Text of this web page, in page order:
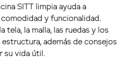
SITT limpia ayuda a
y funcionalidad.
tela, la malla, las ruedas y los
además de consejos
su vida útil.